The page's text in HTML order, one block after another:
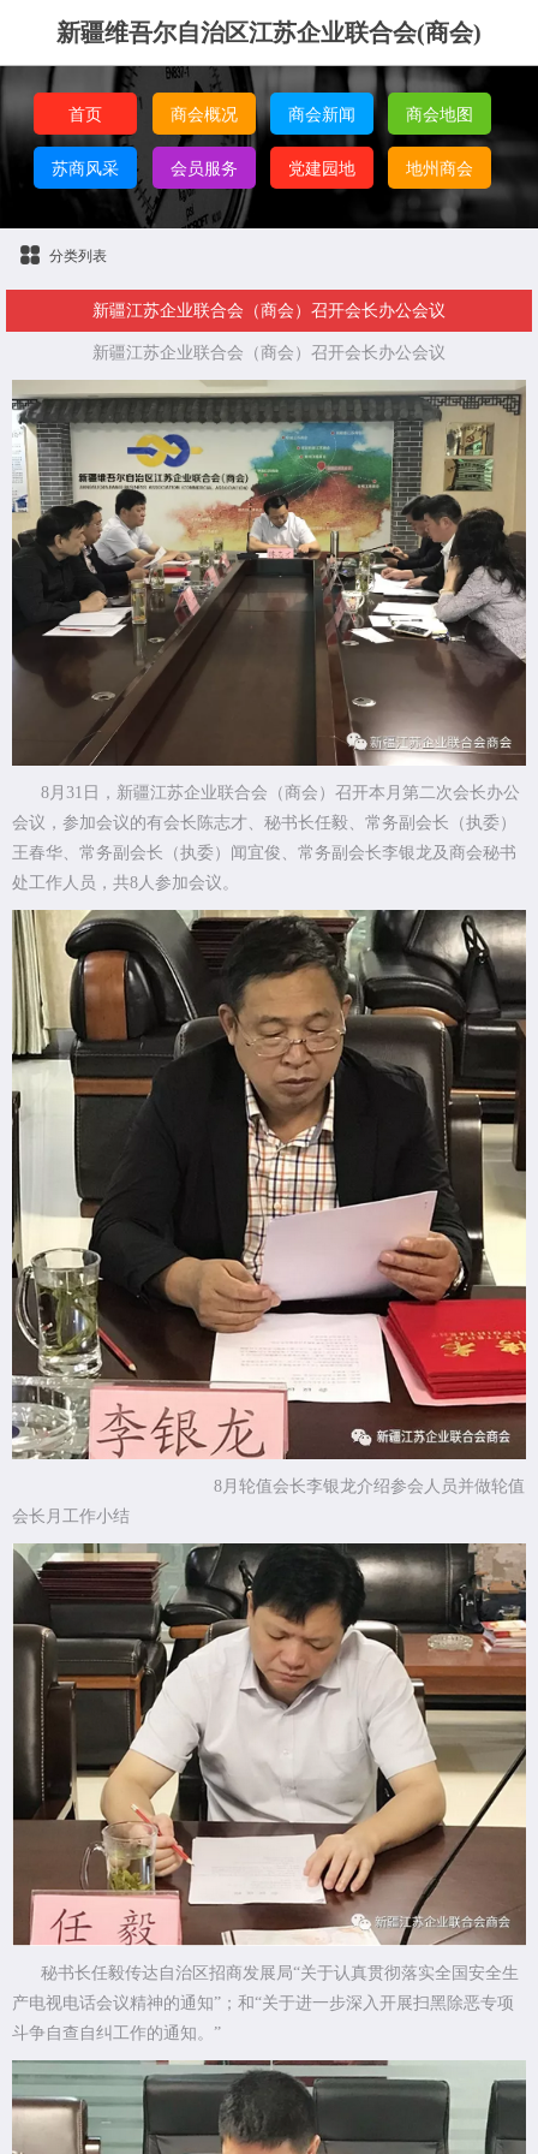
新疆维吾尔自治区江苏企业联合会(商会)
首页 商会概况 商会新闻 商会地图
苏商风采 会员服务 党建园地 地州商会
分类列表
新疆江苏企业联合会（商会）召开会长办公会议
新疆江苏企业联合会（商会）召开会长办公会议
8月31日，新疆江苏企业联合会（商会）召开本月第二次会长办公
会议，参加会议的有会长陈志才、秘书长任毅、常务副会长（执委）
王春华、常务副会长（执委）闻宜俊、常务副会长李银龙及商会秘书
处工作人员，共8人参加会议。
8月轮值会长李银龙介绍参会人员并做轮值
会长月工作小结
秘书长任毅传达自治区招商发展局“关于认真贯彻落实全国安全生
产电视电话会议精神的通知”；和“关于进一步深入开展扫黑除恶专项
斗争自查自纠工作的通知。”